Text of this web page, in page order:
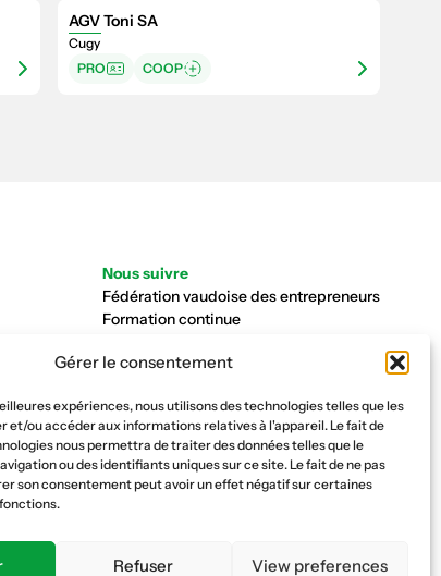
Gérer le consentement
expériences, nous utilisons des technologies telles que les
et/ou accéder aux informations relatives à l'appareil. Le fait de
nous permettra de traiter des données telles que le
ou des identifiants uniques sur ce site. Le fait de ne pas
son consentement peut avoir un effet négatif sur certaines
Refuser View preferences
AGV Toni SA
Cugy
PRO
COOP
Nous suivre
Fédération vaudoise des entrepreneurs
Formation continue
Caisse AVS 66.1